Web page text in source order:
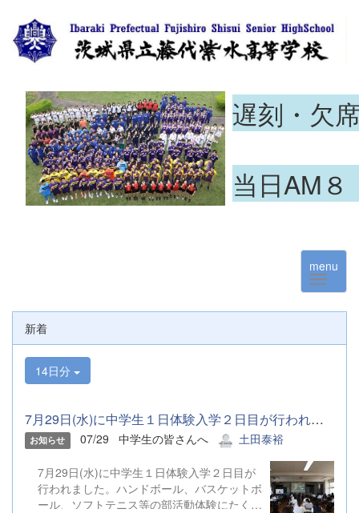
遅刻・欠
当日AM
menu
新着
14日分
7月29日(水)に中学生１日体験入学２日目が行われました。ハンドボ...
お知らせ 07/29 中学生の皆さんへ 土田泰裕
7月29日(水)に中学生１日体験入学２日目が
行われました。ハンドボール、バスケットボ
ール、ソフトテニス等の部活動体験にたくさ